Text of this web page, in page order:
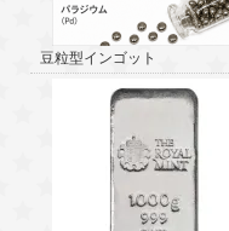
豆粒型インゴット